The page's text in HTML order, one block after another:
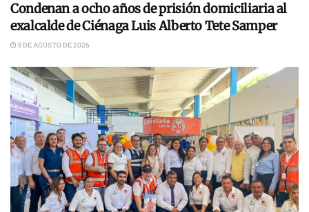
Condenan a ocho años de prisión domiciliaria al
exalcalde de Ciénaga Luis Alberto Tete Samper
5 DE AGOSTO DE 2026